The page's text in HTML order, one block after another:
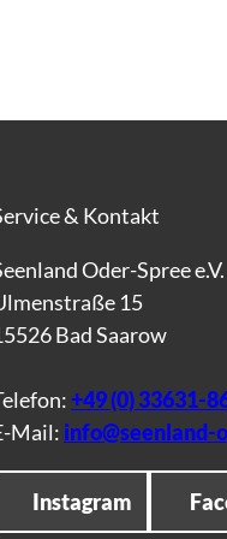
& Kontakt
Oder-Spree e.V.
15
Bad Saarow
+49 (0) 33631-
Mail: info@seenland-
Instagram